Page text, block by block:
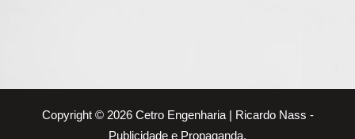
Copyright © 2026 Cetro Engenharia | Ricardo Nass -
Publicidade e Propaganda.